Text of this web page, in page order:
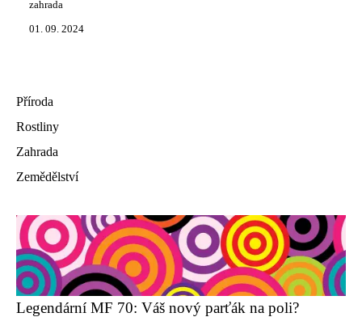
zahrada
01. 09. 2024
Příroda
Rostliny
Zahrada
Zemědělství
Legendární MF 70: Váš nový parťák na poli?